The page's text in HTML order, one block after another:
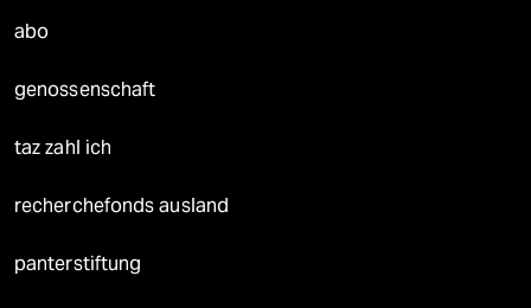
abo
genossenschaft
taz zahl ich
recherchefonds ausland
panterstiftung